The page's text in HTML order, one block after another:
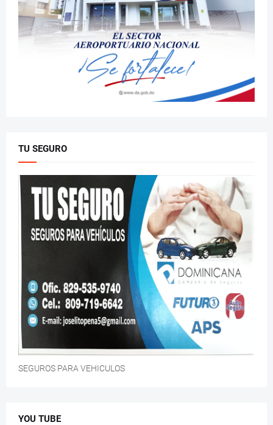
TU SEGURO
SEGUROS PARA VEHICULOS
YOU TUBE